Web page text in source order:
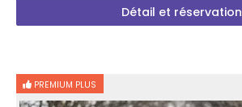
Détail et réservation
PREMIUM PLUS